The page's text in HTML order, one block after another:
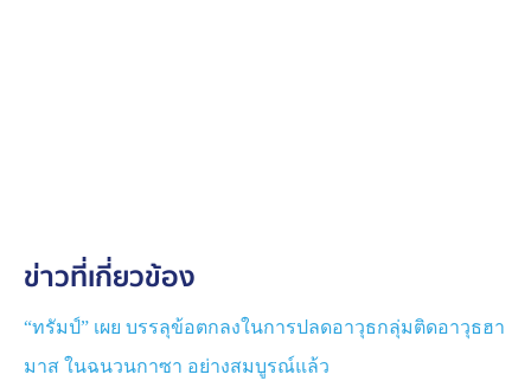
ข่าวที่เกี่ยวข้อง
“ทรัมป์” เผย บรรลุข้อตกลงในการปลดอาวุธกลุ่มติดอาวุธฮา
มาส ในฉนวนกาซา อย่างสมบูรณ์แล้ว